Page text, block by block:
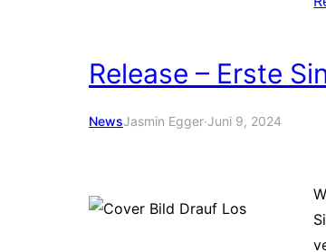
Release – Erste
NewsJasmin Egger·Juni 9, 2024